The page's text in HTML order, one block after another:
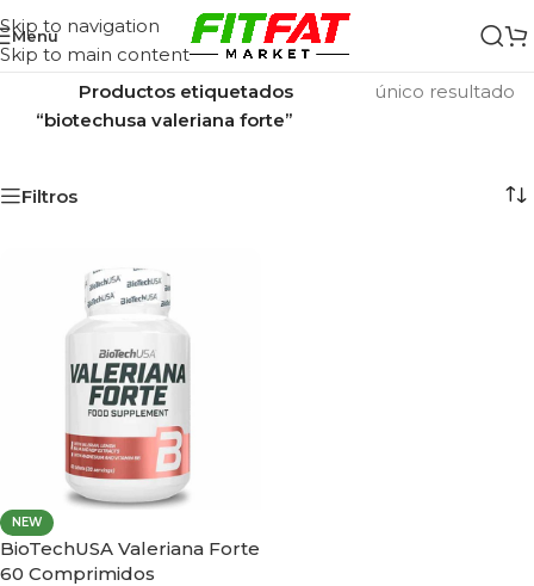
Skip to navigation
Skip to main content
Menu
Inicio/
Productos etiquetados
“biotechusa valeriana forte”
único resultado
Filtros
NEW
BioTechUSA Valeriana Forte
60 Comprimidos